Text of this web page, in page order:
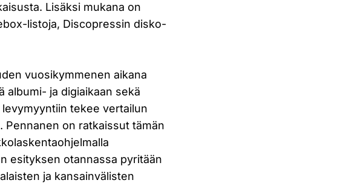
Lisäksi mukana on
listoja, Discopressin disko-
vuosikymmenen aikana
albumi- ja digiaikaan sekä
tekee vertailun
on ratkaissut tämän
esityksen otannassa pyritään
ja kansainvälisten